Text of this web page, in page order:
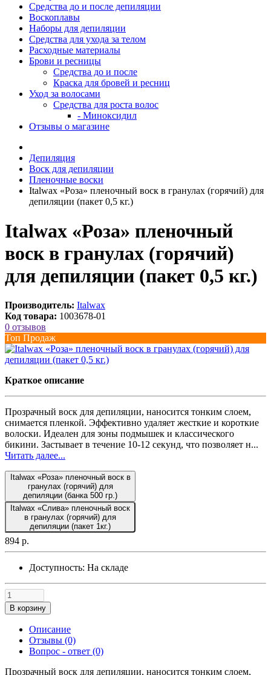
Средства до и после депиляции
Воскоплавы
Наборы для депиляции
Средства для ухода за телом
Расходные материалы
Брови и ресницы
Средства до и после
Краска для бровей и ресниц
Уход за волосами
Средства для роста волос
- Миноксидил
Отзывы о магазине
Депиляция
Воск для депиляции
Пленочные воски
Italwax «Роза» пленочный воск в гранулах (горячий) для
депиляции (пакет 0,5 кг.)
Italwax «Роза» пленочный
воск в гранулах (горячий)
для депиляции (пакет 0,5 кг.)
Производитель: Italwax
Код товара: 1003678-01
0 отзывов
Топ Продаж
Краткое описание
Прозрачный воск для депиляции, наносится тонким слоем,
снимается пленкой. Эффективно удаляет жесткие и короткие
волоски. Идеален для зоны подмышек и классического
бикини. Застывает в течение 10-12 секунд, что позволяет н...
Читать далее...
Italwax «Роза» пленочный воск в
гранулах (горячий) для
депиляции (банка 500 гр.)
Italwax «Слива» пленочный воск
в гранулах (горячий) для
депиляции (пакет 1кг.)
894 р.
Доступность: На складе
В корзину
Описание
Отзывы (0)
Вопрос - ответ (0)
Прозрачный воск для депиляции, наносится тонким слоем,